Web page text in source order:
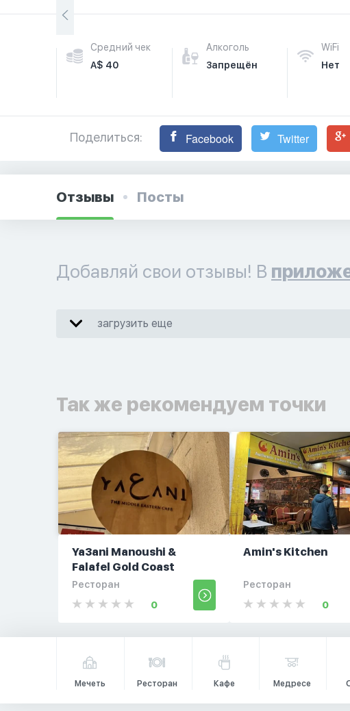
Средний чек
A$ 40
Алкоголь
Запрещён
WiFi
Нет
Поделиться: Facebook Twitter
Отзывы Посты
Добавляй свои отзывы! В
загрузить еще
Так же рекомендуем точки
Ya3ani Manoushi &
Falafel Gold Coast
Ресторан
0
Amin's Kitchen
Ресторан
0
Мечеть Ресторан Кафе Медресе